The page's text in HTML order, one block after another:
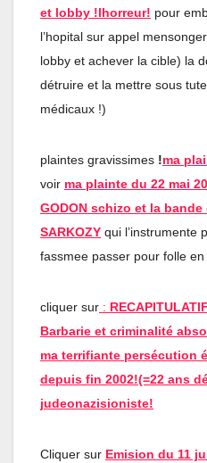
et lobby !lhorreur! pour
l’hopital sur appel
lobby et achever la cible) la
détruire et la mettre sous
médicaux !)
plaintes gravissimes !ma
voir ma plainte du 22 mai
GODON schizo et la
SARKOZY qui l’instrumente
fassmee passer pour folle
cliquer sur :
Barbarie et criminalité
ma terrifiante persécution
depuis fin 2002!(=22 ans
judeonazisioniste!
Cliquer sur Emision du 11